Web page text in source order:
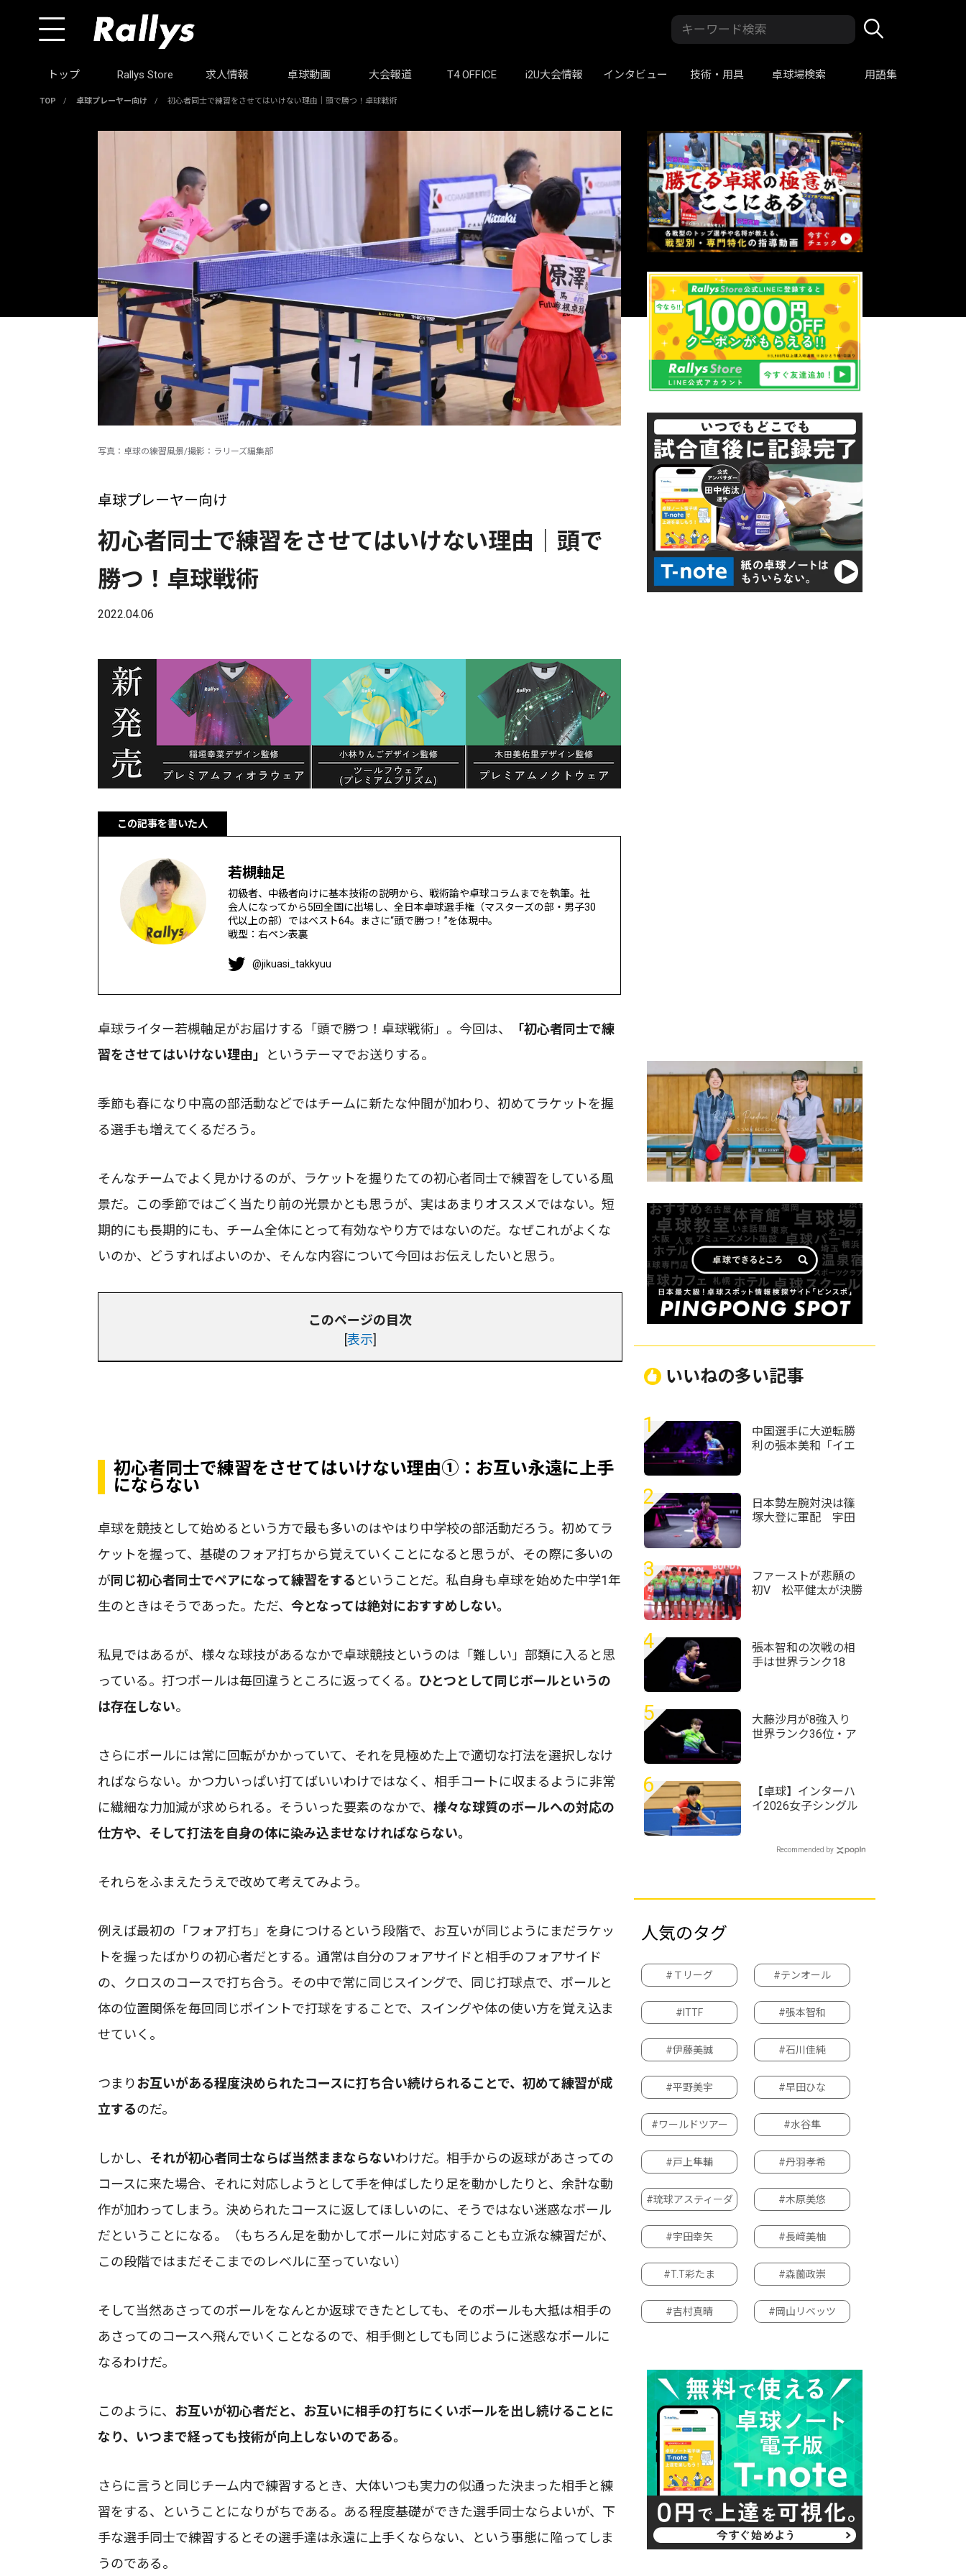
トップ Rallys Store 求人情報 卓球動画 大会報道 T4 OFFICE i2U大会情報 インタビュー 技術・用具 卓球場検索 用語集
TOP / 卓球プレーヤー向け / 初心者同士で練習をさせてはいけない理由｜頭で勝つ！卓球戦術
写真：卓球の練習風景/撮影：ラリーズ編集部
卓球プレーヤー向け
初心者同士で練習をさせてはいけない理由｜頭で
勝つ！卓球戦術
2022.04.06
この記事を書いた人
若槻軸足
初級者、中級者向けに基本技術の説明から、戦術論や卓球コラムまでを執筆。社
会人になってから5回全国に出場し、全日本卓球選手権（マスターズの部・男子30
代以上の部）ではベスト64。まさに“頭で勝つ！”を体現中。
戦型：右ペン表裏
@jikuasi_takkyuu
卓球ライター若槻軸足がお届けする「頭で勝つ！卓球戦術」。今回は、
「初心者同士で練
習をさせてはいけない理由」
というテーマでお送りする。
季節も春になり中高の部活動などではチームに新たな仲間が加わり、初めてラケットを握
る選手も増えてくるだろう。
そんなチームでよく見かけるのが、ラケットを握りたての初心者同士で練習をしている風
景だ。この季節ではごく当たり前の光景かとも思うが、実はあまりオススメではない。短
期的にも長期的にも、チーム全体にとって有効なやり方ではないのだ。なぜこれがよくな
いのか、どうすればよいのか、そんな内容について今回はお伝えしたいと思う。
このページの目次
[表示]
初心者同士で練習をさせてはいけない理由①：お互い永遠に上手
にならない
卓球を競技として始めるという方で最も多いのはやはり中学校の部活動だろう。初めてラ
ケットを握って、基礎のフォア打ちから覚えていくことになると思うが、その際に多いの
が同じ初心者同士でペアになって練習をする ということだ。私自身も卓球を始めた中学1年
生のときはそうであった。ただ、 今となっては絶対におすすめしない。
私見ではあるが、様々な球技があるなかで卓球競技というのは「難しい」部類に入ると思
っている。打つボールは毎回違うところに返ってくる。 ひとつとして同じボールというの
は存在しない。
さらにボールには常に回転がかかっていて、それを見極めた上で適切な打法を選択しなけ
ればならない。かつ力いっぱい打てばいいわけではなく、相手コートに収まるように非常
に繊細な力加減が求められる。そういった要素のなかで、 様々な球質のボールへの対応の
仕方や、そして打法を自身の体に染み込ませなければならない。
それらをふまえたうえで改めて考えてみよう。
例えば最初の「フォア打ち」を身につけるという段階で、お互いが同じようにまだラケッ
トを握ったばかりの初心者だとする。通常は自分のフォアサイドと相手のフォアサイド
の、クロスのコースで打ち合う。その中で常に同じスイングで、同じ打球点で、ボールと
体の位置関係を毎回同じポイントで打球をすることで、スイングや体の使い方を覚え込ま
せていく。
つまりお互いがある程度決められたコースに打ち合い続けられることで、初めて練習が成
立するのだ。
しかし、 それが初心者同士ならば当然ままならないわけだ。相手からの返球があさっての
コースに来た場合、それに対応しようとして手を伸ばしたり足を動かしたりと、余計な動
作が加わってしまう。決められたコースに返してほしいのに、そうではない迷惑なボール
だということになる。（もちろん足を動かしてボールに対応することも立派な練習だが、
この段階ではまだそこまでのレベルに至っていない）
そして当然あさってのボールをなんとか返球できたとしても、そのボールも大抵は相手の
あさってのコースへ飛んでいくことなるので、相手側としても同じように迷惑なボールに
なるわけだ。
このように、 お互いが初心者だと、お互いに相手の打ちにくいボールを出し続けることに
なり、いつまで経っても技術が向上しないのである。
さらに言うと同じチーム内で練習するとき、大体いつも実力の似通った決まった相手と練
習をする、ということになりがちである。ある程度基礎ができた選手同士ならよいが、下
手な選手同士で練習するとその選手達は永遠に上手くならない、という事態に陥ってしま
うのである。
いいねの多い記事
1
中国選手に大逆転勝
利の張本美和「イエ
オンズ横浜2026＞
2
日本勢左腕対決は篠
塚大登に軍配 宇田
ンズ横浜2026＞
3
ファーストが悲願の
初V 松平健太が決勝
選手権大会＞
4
張本智和の次戦の相
手は世界ランク18
WTTチャンピオンズ
横浜2026＞
5
大藤沙月が8強入り
世界ランク36位・ア
6
【卓球】インターハ
イ2026女子シングル
天王寺・髙森愛央が
Recommended by
人気のタグ
#Ｔリーグ #テンオール
#ITTF #張本智和
#伊藤美誠 #石川佳純
#平野美宇 #早田ひな
#ワールドツアー #水谷隼
#戸上隼輔 #丹羽孝希
#琉球アスティーダ #木原美悠
#宇田幸矢 #長﨑美柚
#T.T彩たま #森薗政崇
#吉村真晴 #岡山リベッツ